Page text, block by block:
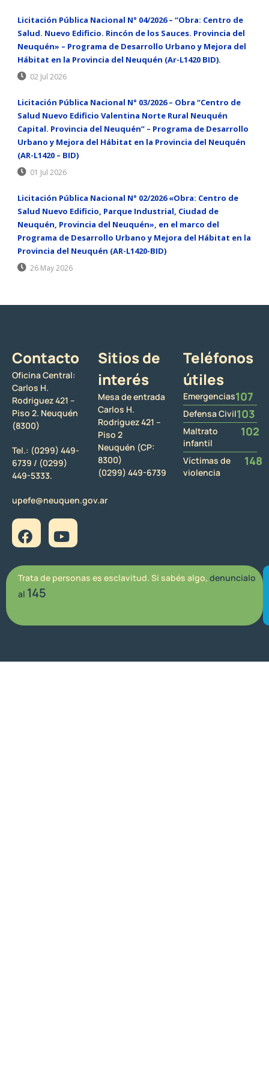
Licitación Pública Nacional N° 04/2026 – “Obra: Centro de
Salud. Nuevo Edificio. Rincón de los Sauces. Provincia del
Neuquén» – Programa de Desarrollo Urbano y Mejora del
Hábitat en la Provincia del Neuquén (Ar-L1420 BID).
02 Jul 2026
Licitación Pública Nacional N° 03/2026 – Obra “Centro de
Salud Nuevo Edificio Valentina Norte Rural Neuquén
Capital. Provincia del Neuquén” – Programa de Desarrollo
Urbano y Mejora del Hábitat en la Provincia del Neuquén
(AR-L1420 – BID)
01 Jul 2026
Licitación Pública Nacional N° 02/2026 «Obra: Centro de
Salud Nuevo Edificio, Parque Industrial, Ciudad de
Neuquén, Provincia del Neuquén», en el marco del
Programa de Desarrollo Urbano y Mejora del Hábitat en la
Provincia del Neuquén (AR-L1420-BID)
26 May 2026
Contacto
Oficina Central:
Carlos H.
Rodriguez 421 –
Piso 2. Neuquén
(8300)
Tel.: (0299) 449-
6739 / (0299)
449-5333.
upefe@neuquen.gov.ar
Sitios de
interés
Mesa de entrada
Carlos H.
Rodriguez 421 –
Piso 2
Neuquén (CP:
8300)
(0299) 449-6739
Teléfonos
útiles
Emergencias107
Defensa Civil103
Maltrato
infantil
102
Víctimas de
violencia
148
Trata de personas es esclavitud. Si sabés algo, denuncialo
al 145